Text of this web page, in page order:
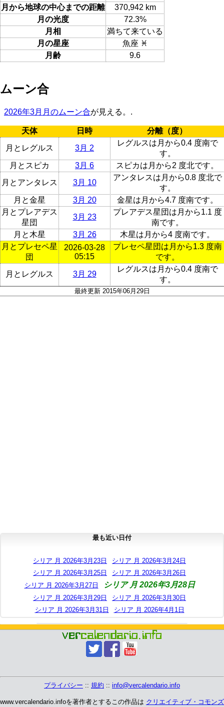
月から地球の中心までの距離
370,942 km
月の光度
72.3%
月相
満ちて来ている
月の星座
魚座 ♓
月齢
9.6
ムーン合
2026年3月月のムーン合が見える。.
天体 日時
分離（度）
月とレグルス
3月 2
レグルスは月から0.4 度南で
す。
月とスピカ
3月 6
スピカは月から2 度北です。
月とアンタレス
3月 10
アンタレスは月から0.8 度北で
す。
月と金星
3月 20
金星は月から4.7 度南です。
月とプレアデス
星団
3月 23
プレアデス星団は月から1.1 度
南です。
月と木星
3月 26
木星は月から4 度南です。
月とプレセペ星
団
2026-03-28
05:15
プレセペ星団は月から1.3 度南
です。
月とレグルス
3月 29
レグルスは月から0.4 度南で
す。
最終更新 2015年06月29日
最も近い日付
シリア 月 2026年3月23日
シリア 月 2026年3月24日
シリア 月 2026年3月25日
シリア 月 2026年3月26日
シリア 月 2026年3月27日
シリア 月 2026年3月28日
シリア 月 2026年3月29日
シリア 月 2026年3月30日
シリア 月 2026年3月31日
シリア 月 2026年4月1日
プライバシー :: 規約 :: info@vercalendario.info
www.vercalendario.infoを著作者とするこの作品は クリエイティブ・コモンズ